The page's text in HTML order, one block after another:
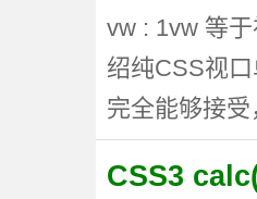
vw : 1vw 等
绍纯CSS视
完全能够接
CSS3